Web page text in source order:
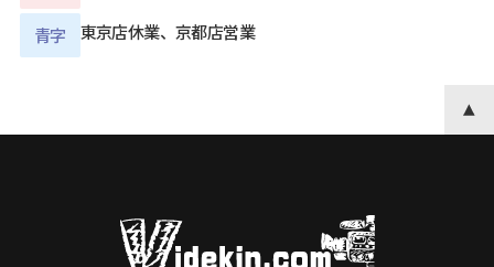
青字 東京店休業、京都店営業